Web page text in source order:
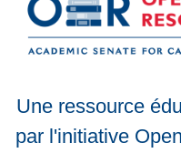
Une ressource
par l'initiative